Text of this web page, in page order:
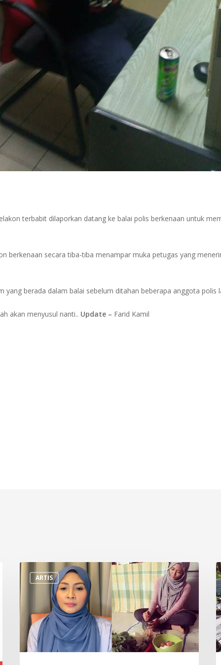
terbabit dilaporkan datang ke balai polis berkenaan untuk
berkenaan secara tiba-tiba menampar muka petugas yang
yang berada dalam balai sebelum ditahan beberapa anggota polis
akan menyusul nanti.. Update – Farid Kamil
ARTIS
“Saya
Terpaksa
Berniaga
Malam
Demi
Kelangsungan